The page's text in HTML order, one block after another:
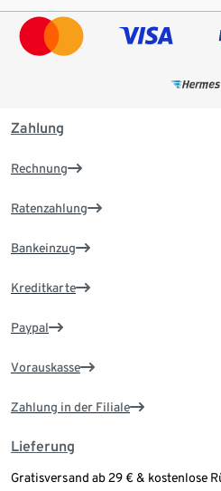
Zahlung
Rechnung
Ratenzahlung
Bankeinzug
Kreditkarte
Paypal
Vorauskasse
Zahlung in der Filiale
Lieferung
Gratisversand ab 29 € & kostenlose